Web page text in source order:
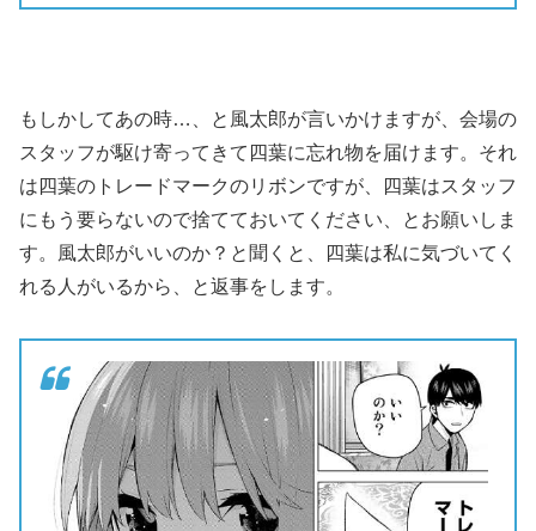
もしかしてあの時…、と風太郎が言いかけますが、会場の
スタッフが駆け寄ってきて四葉に忘れ物を届けます。それ
は四葉のトレードマークのリボンですが、四葉はスタッフ
にもう要らないので捨てておいてください、とお願いしま
す。風太郎がいいのか？と聞くと、四葉は私に気づいてく
れる人がいるから、と返事をします。